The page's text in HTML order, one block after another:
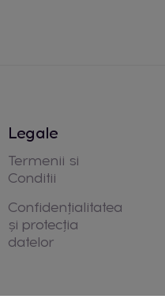
Legale
Termenii si
Conditii
Confidențialitatea
și protecția
datelor